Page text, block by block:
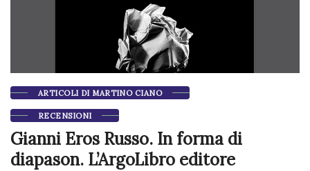
ARTICOLI DI MARTINO CIANO
RECENSIONI
Gianni Eros Russo. In forma di
diapason. L’ArgoLibro editore